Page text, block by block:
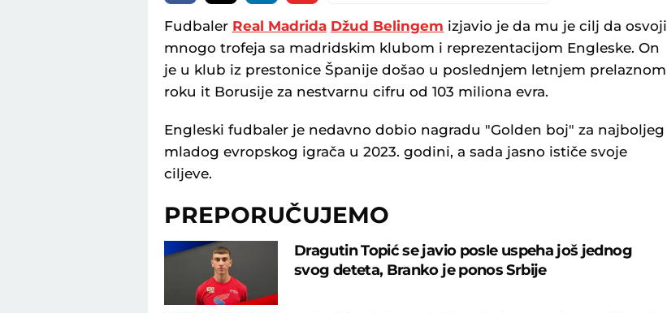
Fudbaler Real Madrida Džud Belingem izjavio je da mu je cilj da osvoji
mnogo trofeja sa madridskim klubom i reprezentacijom Engleske. On
je u klub iz prestonice Španije došao u poslednjem letnjem prelaznom
roku it Borusije za nestvarnu cifru od 103 miliona evra.
Engleski fudbaler je nedavno dobio nagradu "Golden boj" za najboljeg
mladog evropskog igrača u 2023. godini, a sada jasno ističe svoje
ciljeve.
PREPORUČUJEMO
Dragutin Topić se javio posle uspeha još jednog
svog deteta, Branko je ponos Srbije
20o C